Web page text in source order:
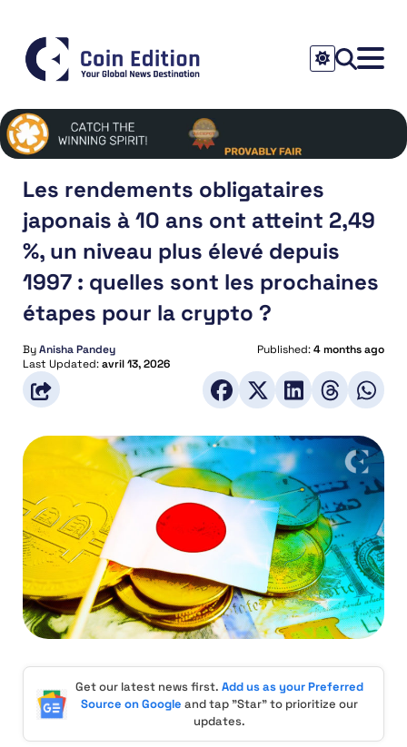
Les rendements obligataires
japonais à 10 ans ont atteint 2,49
%, un niveau plus élevé depuis
1997 : quelles sont les prochaines
étapes pour la crypto ?
ByAnisha Pandey Published:4 months ago
Last Updated:avril 13, 2026
Get our latest news first. Add us as your Preferred
Source on Google and tap "Star" to prioritize our
updates.